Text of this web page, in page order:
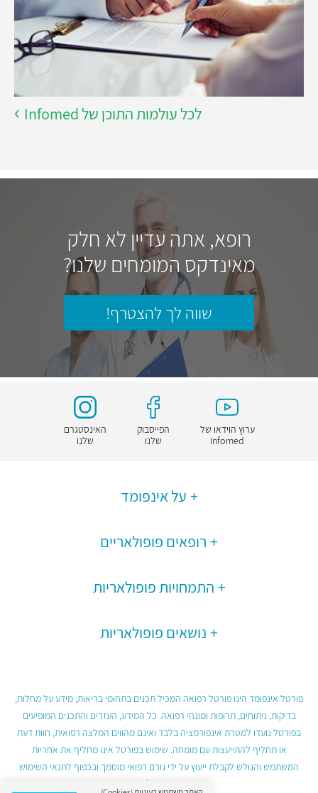
לכל עולמות התוכן של Infomed
רופא, אתה עדיין לא חלק
מאינדקס המומחים שלנו?
שווה לך להצטרף!
ערוץ הוידאו של
Infomed
הפייסבוק
שלנו
האינסטגרם
שלנו
על אינפומד
רופאים פופולאריים
התמחויות פופולאריות
נושאים פופולאריות
פורטל אינפומד הינו פורטל רפואה המכיל תכנים בתחומי בריאות, מידע על מחלות,
בדיקות, ניתוחים, תרופות ומונחי רפואה. כל המידע, העזרים והתכנים המופיעים
בפורטל נועדו למטרת אינפורמציה בלבד ואינם מהווים המלצה רפואית, חוות דעת
או תחליף להתייעצות עם מומחה. שימוש בפורטל אינו מחליף את אחריות
המשתמש והגולש לקבלת ייעוץ על ידי גורם רפואי מוסמך ובכפוף לתנאי השימוש
בפורטל.